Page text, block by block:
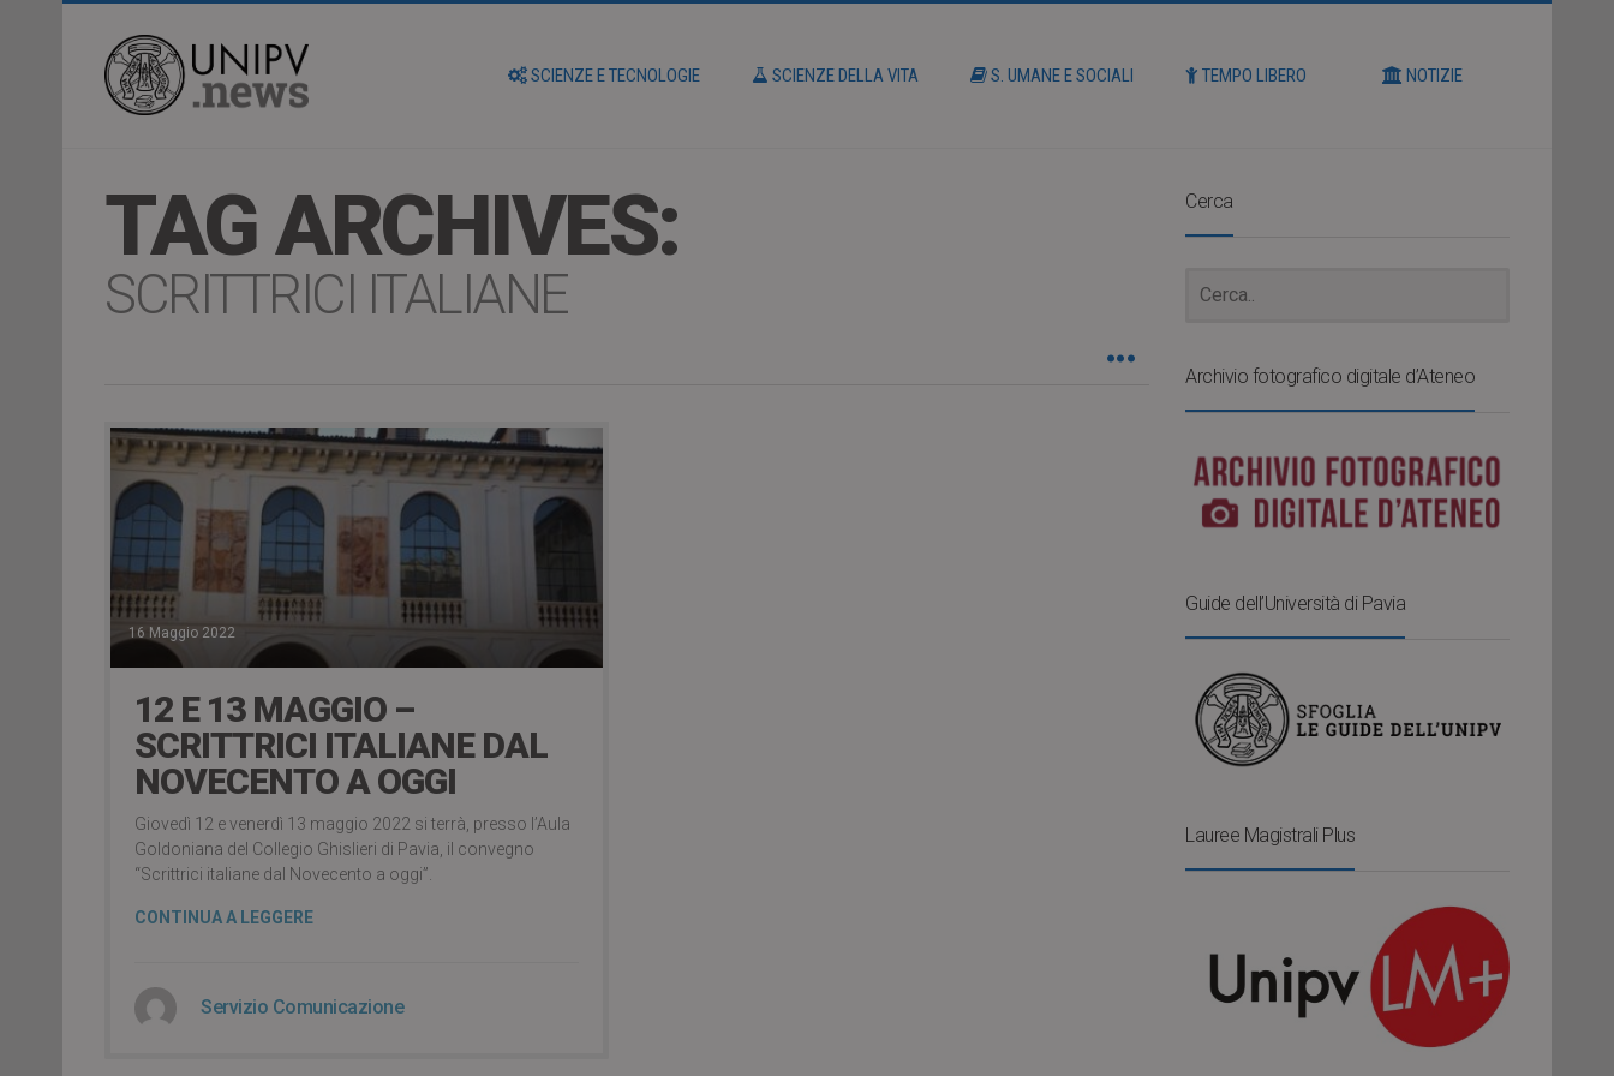
SCIENZE E TECNOLOGIE SCIENZE DELLA VITA S. UMANE E SOCIALI TEMPO LIBERO NOTIZIE
TAG ARCHIVES:
SCRITTRICI ITALIANE
16 Maggio 2022
12 E 13 MAGGIO –
SCRITTRICI ITALIANE DAL
NOVECENTO A OGGI
Giovedì 12 e venerdì 13 maggio 2022 si terrà, presso l’Aula
Goldoniana del Collegio Ghislieri di Pavia, il convegno
“Scrittrici italiane dal Novecento a oggi”.
CONTINUA A LEGGERE
Servizio Comunicazione
Cerca
Archivio fotografico digitale d’Ateneo
Guide dell’Università di Pavia
Lauree Magistrali Plus